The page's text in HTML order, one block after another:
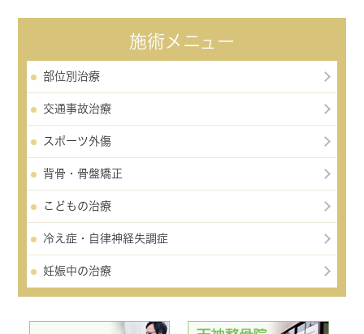
施術メニュー
部位別治療
交通事故治療
スポーツ外傷
背骨・骨盤矯正
こどもの治療
冷え症・自律神経失調症
妊娠中の治療